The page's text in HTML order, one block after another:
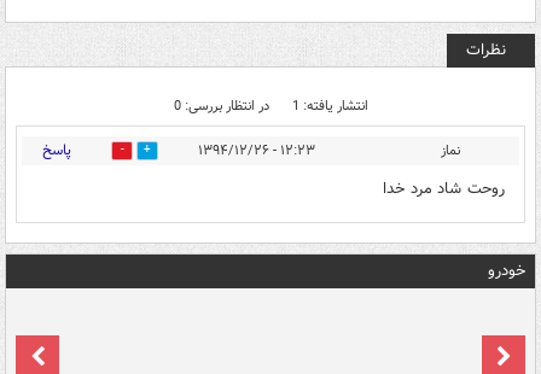
نظرات
انتشار یافته: 1 در انتظار بررسی: 0
نماز ۱۲:۲۳ - ۱۳۹۴/۱۲/۲۶ 0 پاسخ
روحت شاد مرد خدا
خودرو